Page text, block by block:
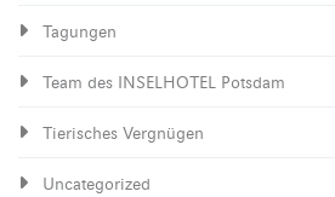
Tagungen
Team des INSELHOTEL Potsdam
Tierisches Vergnügen
Uncategorized